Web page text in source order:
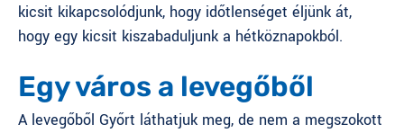
kicsit kikapcsolódjunk, hogy időtlenséget éljünk át,
hogy egy kicsit kiszabaduljunk a hétköznapokból.
Egy város a levegőből
A levegőből Győrt láthatjuk meg, de nem a megszokott